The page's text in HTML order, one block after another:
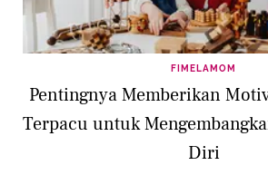
FIMELAMOM
Pentingnya Memberikan
Terpacu untuk
Diri